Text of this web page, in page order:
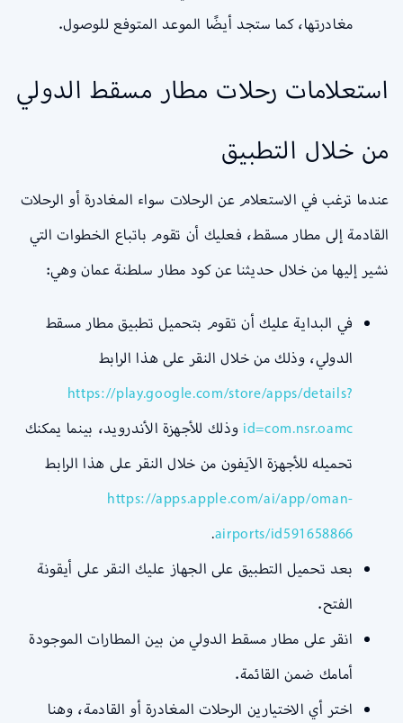
مغادرتها، كما ستجد أيضًا الموعد المتوفع للوصول.
استعلامات رحلات مطار مسقط الدولي
من خلال التطبيق
عندما ترغب في الاستعلام عن الرحلات سواء المغادرة أو الرحلات
القادمة إلى مطار مسقط، فعليك أن تقوم باتباع الخطوات التي
نشير إليها من خلال حديثنا عن كود مطار سلطنة عمان وهي:
في البداية عليك أن تقوم بتحميل تطبيق مطار مسقط
الدولي، وذلك من خلال النقر على هذا الرابط
https://play.google.com/store/apps/details?
id=com.nsr.oamc وذلك للأجهزة الأندرويد، بينما يمكنك
تحميله للأجهزة الآيفون من خلال النقر على هذا الرابط
https://apps.apple.com/ai/app/oman-
airports/id591658866
.
بعد تحميل التطبيق على الجهاز عليك النقر على أيقونة
الفتح.
انقر على مطار مسقط الدولي من بين المطارات الموجودة
أمامك ضمن القائمة.
اختر أي الاختيارين الرحلات المغادرة أو القادمة، وهنا